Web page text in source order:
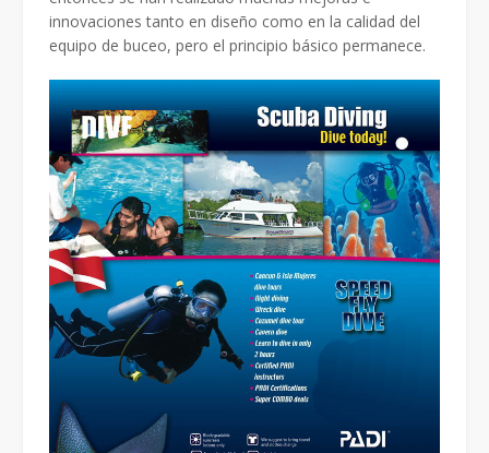
innovaciones tanto en diseño como en la calidad del
equipo de buceo, pero el principio básico permanece.